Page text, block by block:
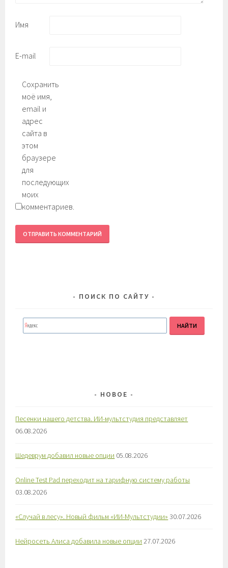
Имя
E-mail
Сохранить
моё имя,
email и
адрес
сайта в
этом
браузере
для
последующих
моих
комментариев.
ПОИСК ПО САЙТУ
НОВОЕ
Песенки нашего детства. ИИ-мультстудия представляет
06.08.2026
Шедеврум добавил новые опции 05.08.2026
Online Test Pad переходит на тарифную систему работы
03.08.2026
«Случай в лесу». Новый фильм «ИИ-Мультстудии» 30.07.2026
Нейросеть Алиса добавила новые опции 27.07.2026